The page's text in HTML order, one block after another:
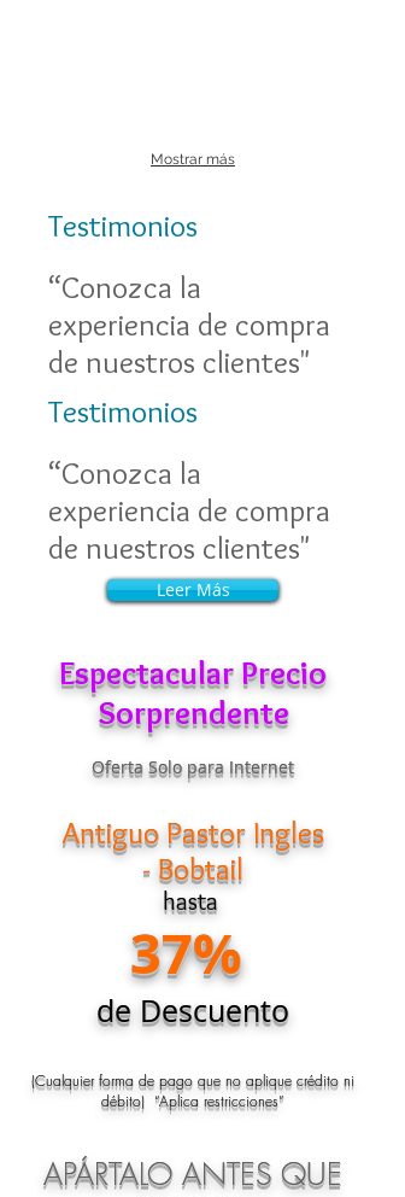
Mostrar más
Testimonios
“Conozca la
experiencia de compra
de nuestros clientes"
Testimonios
“Conozca la
experiencia de compra
de nuestros clientes"
Leer Más
Leer Más
Espectacular Precio
Sorprendente
Oferta Solo para Internet
Antiguo Pastor Ingles
- Bobtail
hasta
37%
de Descuento
(Cualquier forma de pago que no aplique crédito ni
débito) “Aplica restricciones”
APÁRTALO ANTES QUE